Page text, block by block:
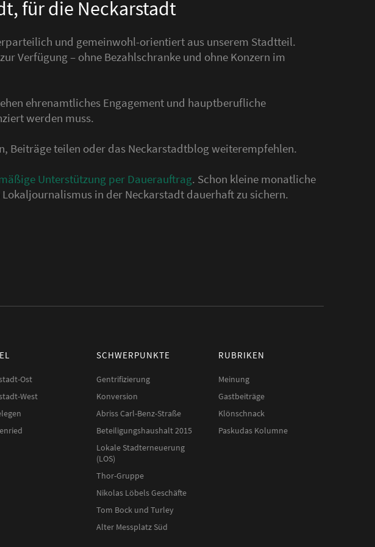
für die Neckarstadt
und gemeinwohl-orientiert aus unserem Stadtteil.
Verfügung – ohne Bezahlschranke und ohne Konzern im
ehrenamtliches Engagement und hauptberufliche
werden muss.
Beiträge teilen oder das Neckarstadtblog weiterempfehlen.
Unterstützung per Dauerauftrag. Schon kleine monatliche
in der Neckarstadt dauerhaft zu sichern.
Ost
West
SCHWERPUNKTE
Gentrifizierung
Konversion
Abriss Carl-Benz-Straße
Beteiligungshaushalt 2015
Lokale Stadterneuerung
(LOS)
Thor-Gruppe
Nikolas Löbels Geschäfte
Tom Bock und Turley
Alter Messplatz Süd
RUBRIKEN
Meinung
Gastbeiträge
Klönschnack
Paskudas Kolumne